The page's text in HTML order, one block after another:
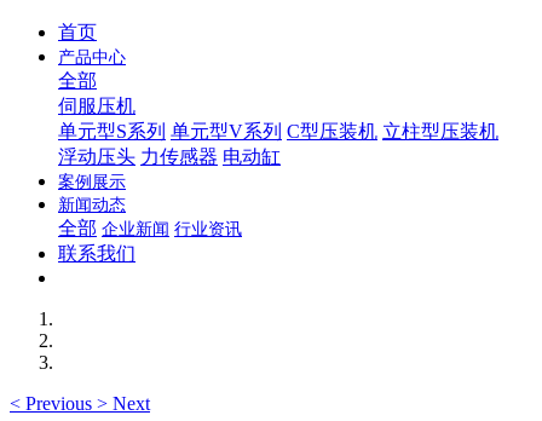
首页
产品中心
全部
伺服压机
单元型S系列 单元型V系列 C型压装机 立柱型压装机
浮动压头 力传感器 电动缸
案例展示
新闻动态
全部 企业新闻 行业资讯
联系我们
< Previous > Next